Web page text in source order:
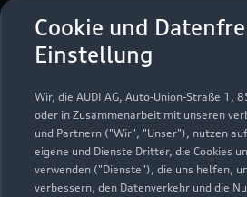
Cookie und
Einstellung
Wir, die AUDI AG, Auto-Union-Straße 1,
oder in Zusammenarbeit mit unseren
und Partnern ("Wir", "Unser"), nutzen
eigene und Dienste Dritter, die Cookies
verwenden ("Dienste"), die uns helfen,
verbessern, den Datenverkehr und die
Bei Der Lohmühle 6
23554 Lübeck
0451 479070
evers@autohaus-evers.de